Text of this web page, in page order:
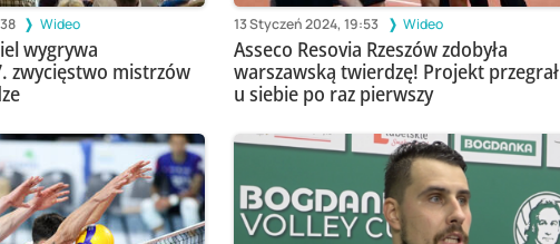
Wideo
wygrywa
zwycięstwo mistrzów
13 Styczeń 2024, 19:53 Wideo
Asseco Resovia Rzeszów zdobyła
warszawską twierdzę! Projekt przegrał
u siebie po raz pierwszy